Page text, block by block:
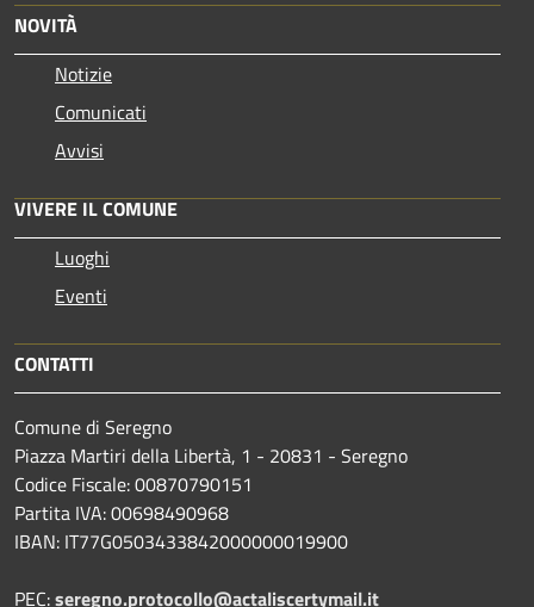
NOVITÀ
Notizie
Comunicati
Avvisi
VIVERE IL COMUNE
Luoghi
Eventi
CONTATTI
Comune di Seregno
Piazza Martiri della Libertà, 1 - 20831 - Seregno
Codice Fiscale: 00870790151
Partita IVA: 00698490968
IBAN: IT77G0503433842000000019900
PEC:seregno.protocollo@actaliscertymail.it